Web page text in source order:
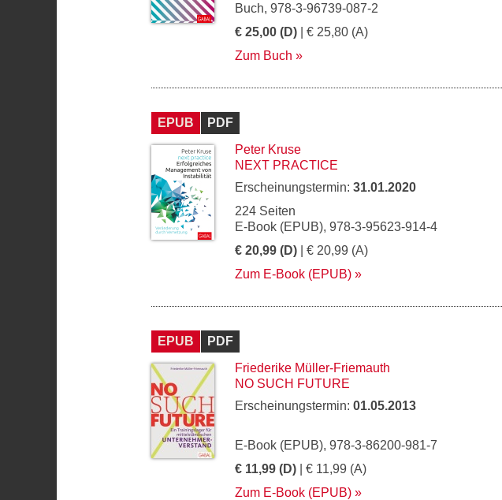
Buch, 978-3-96739-087-2
€ 25,00 (D) | € 25,80 (A)
Zum Buch
EPUB
PDF
Peter Kruse
NEXT PRACTICE
Erscheinungstermin: 31.01.2020
224 Seiten
E-Book (EPUB), 978-3-95623-914-4
€ 20,99 (D) | € 20,99 (A)
Zum E-Book (EPUB)
EPUB
PDF
Friederike Müller-Friemauth
NO SUCH FUTURE
Erscheinungstermin: 01.05.2013
E-Book (EPUB), 978-3-86200-981-7
€ 11,99 (D) | € 11,99 (A)
Zum E-Book (EPUB)